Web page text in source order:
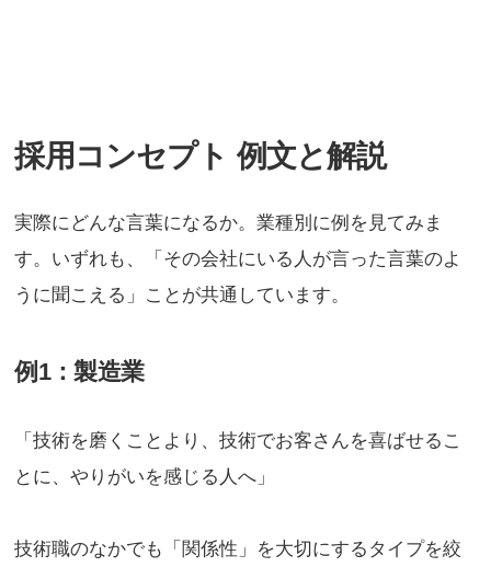
採用コンセプト 例文と解説
実際にどんな言葉になるか。業種別に例を見てみま
す。いずれも、「その会社にいる人が言った言葉のよ
うに聞こえる」ことが共通しています。
例1：製造業
「技術を磨くことより、技術でお客さんを喜ばせるこ
とに、やりがいを感じる人へ」
技術職のなかでも「関係性」を大切にするタイプを絞